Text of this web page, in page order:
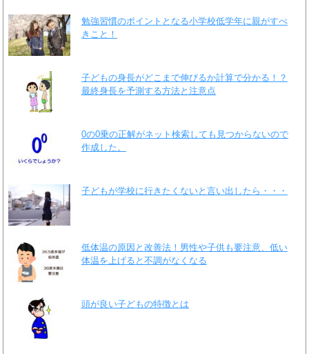
勉強習慣のポイントとなる小学校低学年に親がすべ
きこと！
子どもの身長がどこまで伸びるか計算で分かる！？
最終身長を予測する方法と注意点
0の0乗の正解がネット検索しても見つからないので
作成した。
子どもが学校に行きたくないと言い出したら・・・
低体温の原因と改善法！男性や子供も要注意、低い
体温を上げると不調がなくなる
頭が良い子どもの特徴とは